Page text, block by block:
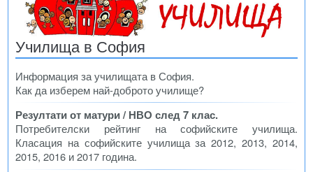
Училища в София
Информация за училищата в София.
Как да изберем най-доброто училище?
Резултати от матури / НВО след 7 клас.
Потребителски рейтинг на софийските училища.
Класация на софийските училища за 2012, 2013, 2014,
2015, 2016 и 2017 година.